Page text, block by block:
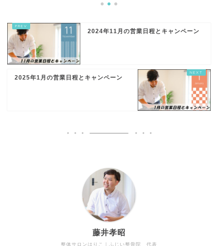
2024年11月の営業日程とキャンペーン
2025年1月の営業日程とキャンペーン
整体サロンはりこ｜ふじい整骨院 代表
藤井孝昭